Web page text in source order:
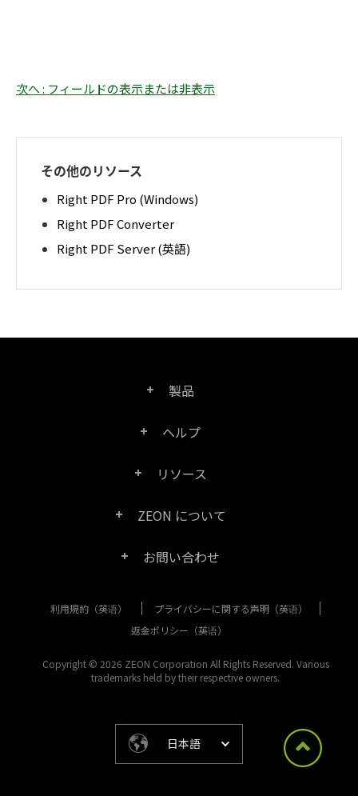
次へ : フィールドの表示または非表示
その他のリソース
Right PDF Pro (Windows)
Right PDF Converter
Right PDF Server (英語)
製品
Right PDF Pro
Right PDF Reader (Mobile)
Right PDF SDK
Right PDF Online
ヘルプ
FAQ
エンタープライズ展開ガイド
リソース
製品/ライセンスの比較
SDK リソース (Right PDF Server 用)
古いバージョンのダウンロード
ZEON について
会社概要
メディア報道
成功事例
お問い合わせ
購入相談
カスタマー サービス
利用規約（英语）
プライバシーに関する声明（英语）
返金ポリシー（英语）
Copyright © 2026 ZEON Corporation All Rights Reserved. Various
trademarks held by their respective owners.